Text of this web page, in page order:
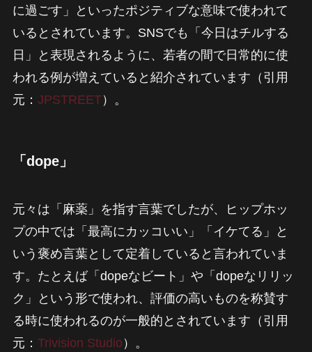
に過ごす」といったポジティブな意味で使われて
いるとされています。SNSでも「今日はチルする
日」と表現されるように、若者の間で日常的に使
われる例が増えていると紹介されています（引用
元： JPSTREET）。
「dope」
元々は「麻薬」を指す言葉でしたが、ヒップホッ
プの中では「最高にカッコいい」「イケてる」と
いう褒め言葉として定着していると言われていま
す。たとえば「dopeなビート」や「dopeなリリッ
ク」という形で使われ、評価の高いものを称賛す
る時に使われるのが一般的とされています（引用
元： Trivision Studio ）。